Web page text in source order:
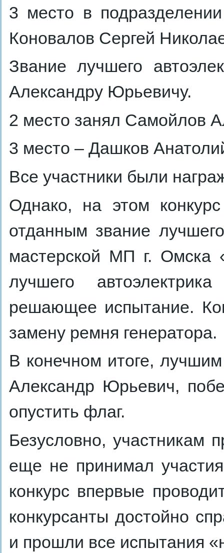
3 место в
Коновалов Сергей
Звание лучшего
Александру Юрьевичу.
2 место занял Самойлов
3 место – Дашков
Все участники были
Однако, на этом
отданным звание
мастерской МП г.
лучшего
решающее испытание.
замену ремня генератора.
В конечном итоге,
Александр Юрьевич,
опустить флаг.
Безусловно, участникам
еще не принимал
конкурс впервые
конкурсанты достойно
и прошли все испытания